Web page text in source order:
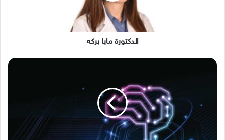
الدكتورة مايا بركه
تعلم
الطبي
(Machine